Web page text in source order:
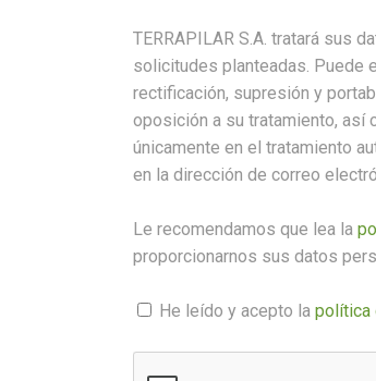
TERRAPILAR S.A. tratará sus
solicitudes planteadas. Puede
rectificación, supresión y
oposición a su tratamiento, así
únicamente en el tratamiento
en la dirección de correo
Le recomendamos que lea la
proporcionarnos sus datos
He leído y acepto la política